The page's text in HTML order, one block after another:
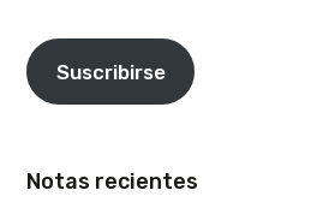
Suscribirse
Notas recientes